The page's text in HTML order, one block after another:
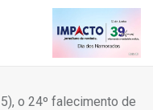
o 24º falecimento de